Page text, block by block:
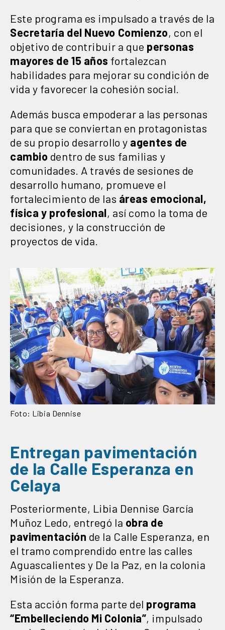
Este programa es impulsado a través de la
Secretaría del Nuevo Comienzo, con el
objetivo de contribuir a que personas
mayores de 15 años fortalezcan
habilidades para mejorar su condición de
vida y favorecer la cohesión social.
Además busca empoderar a las personas
para que se conviertan en protagonistas
de su propio desarrollo y agentes de
cambio dentro de sus familias y
comunidades. A través de sesiones de
desarrollo humano, promueve el
fortalecimiento de las áreas emocional,
física y profesional, así como la toma de
decisiones, y la construcción de
proyectos de vida.
Foto: Libia Dennise
Entregan pavimentación
de la Calle Esperanza en
Celaya
Posteriormente, Libia Dennise García
Muñoz Ledo, entregó la obra de
pavimentación de la Calle Esperanza, en
el tramo comprendido entre las calles
Aguascalientes y De la Paz, en la colonia
Misión de la Esperanza.
Esta acción forma parte del programa
“Embelleciendo Mi Colonia”, impulsado